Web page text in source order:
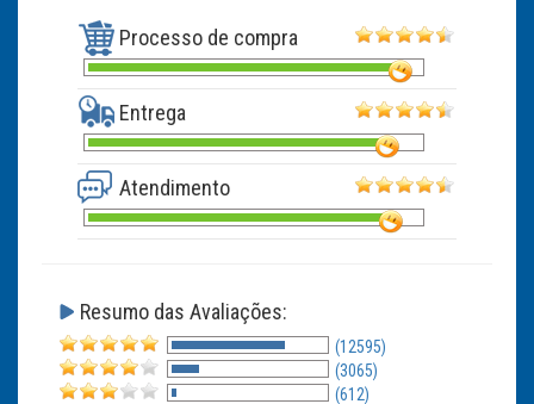
Processo de compra
Entrega
Atendimento
Resumo das Avaliações:
(12595)
(3065)
(612)